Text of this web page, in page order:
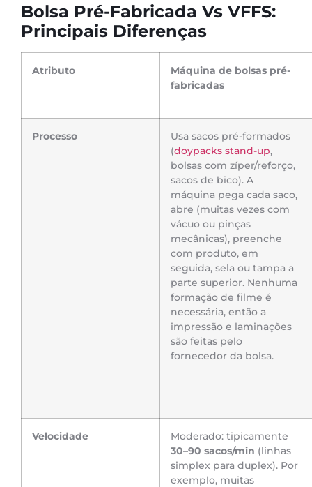
Bolsa Pré-Fabricada Vs VFFS:
Principais Diferenças
Atributo
Máquina de bolsas pré-
fabricadas
Processo
Usa sacos pré-formados
(doypacks stand-up,
bolsas com zíper/reforço,
sacos de bico). A
máquina pega cada saco,
abre (muitas vezes com
vácuo ou pinças
mecânicas), preenche
com produto, em
seguida, sela ou tampa a
parte superior. Nenhuma
formação de filme é
necessária, então a
impressão e laminações
são feitas pelo
fornecedor da bolsa.
Velocidade
Moderado: tipicamente
30–90 sacos/min (linhas
simplex para duplex). Por
exemplo, muitas